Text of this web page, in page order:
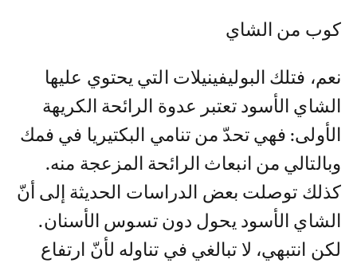
كوب من الشاي
نعم، فتلك البوليفينيلات التي يحتوي عليها
الشاي الأسود تعتبر عدوة الرائحة الكريهة
الأولى: فهي تحدّ من تنامي البكتيريا في فمك
وبالتالي من انبعاث الرائحة المزعجة منه.
كذلك توصلت بعض الدراسات الحديثة إلى أنّ
الشاي الأسود يحول دون تسوس الأسنان.
لكن انتبهي، لا تبالغي في تناوله لأنّ ارتفاع